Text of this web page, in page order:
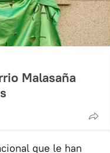
Malasaña
que le han